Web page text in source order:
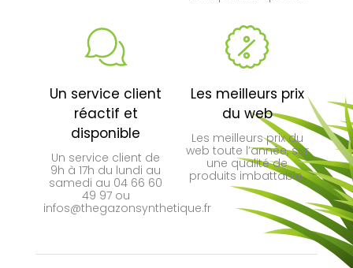
Un service client
réactif et
disponible
Un service client de
9h à 17h du lundi au
samedi au 04 66 60
49 97 ou
infos@thegazonsynthetique.fr
Les meilleurs prix
du web
Les meilleurs prix du
web toute l’année, sur
une qualité de
produits imbattable.